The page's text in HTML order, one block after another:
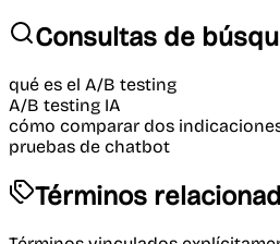
Consultas de
qué es el A/B testing
A/B testing IA
cómo comparar dos
pruebas de chatbot
Términos